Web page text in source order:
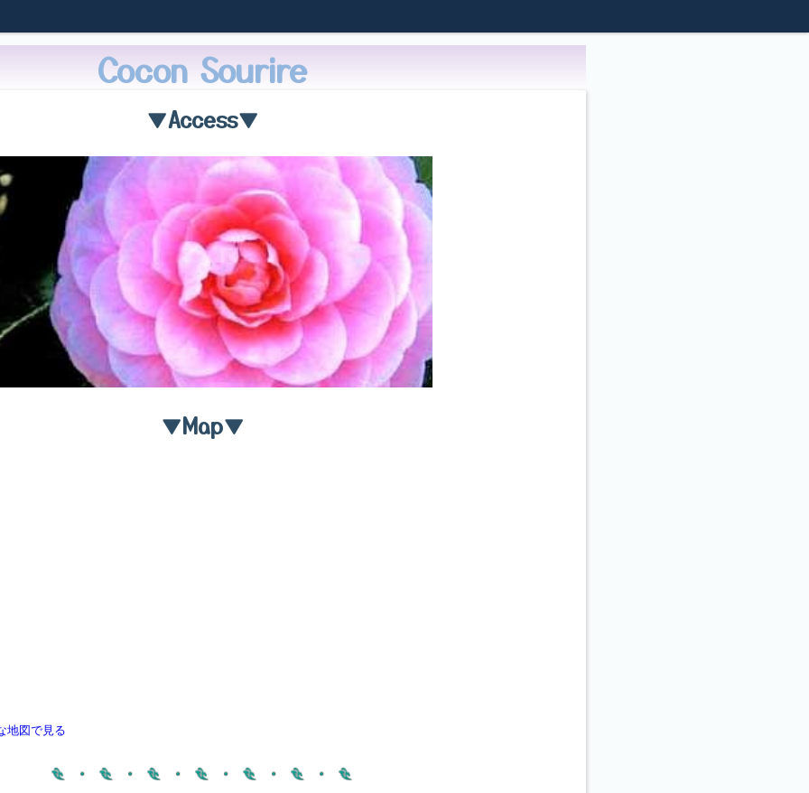
Cocon Sourire
▼Access▼
▼Map▼
地図で見る